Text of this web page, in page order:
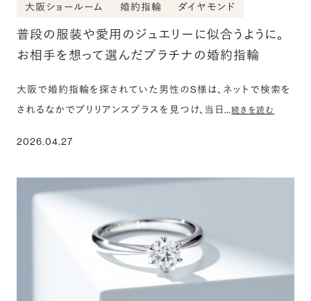
大阪ショールーム 婚約指輪 ダイヤモンド
普段の服装や愛用のジュエリーに似合うように。
お相手を想って選んだプラチナの婚約指輪
大阪で婚約指輪を探されていた男性のS様は、ネットで検索を
されるなかでブリリアンスプラスを見つけ、当日…続きを読む
2026.04.27